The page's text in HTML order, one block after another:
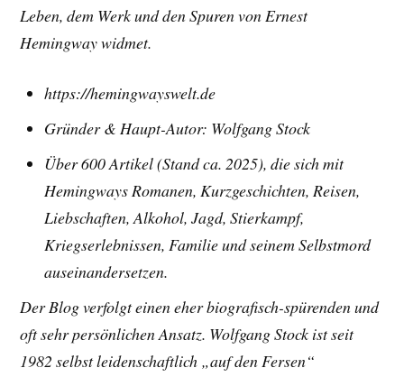
Leben, dem Werk und den Spuren von Ernest
Hemingway widmet.
https://hemingwayswelt.de
Gründer & Haupt-Autor: Wolfgang Stock
Über 600 Artikel (Stand ca. 2025), die sich mit
Hemingways Romanen, Kurzgeschichten, Reisen,
Liebschaften, Alkohol, Jagd, Stierkampf,
Kriegserlebnissen, Familie und seinem Selbstmord
auseinandersetzen.
Der Blog verfolgt einen eher biografisch-spürenden und
oft sehr persönlichen Ansatz. Wolfgang Stock ist seit
1982 selbst leidenschaftlich „auf den Fersen“